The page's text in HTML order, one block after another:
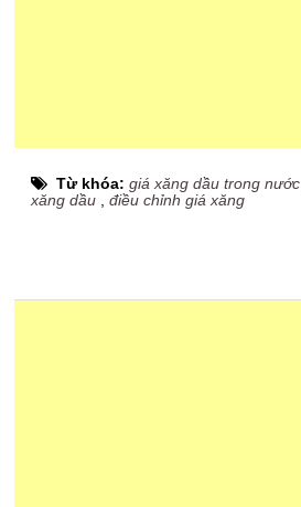
Từ khóa:giá xăng dầu trong nước
xăng dầu ,điều chỉnh giá xăng